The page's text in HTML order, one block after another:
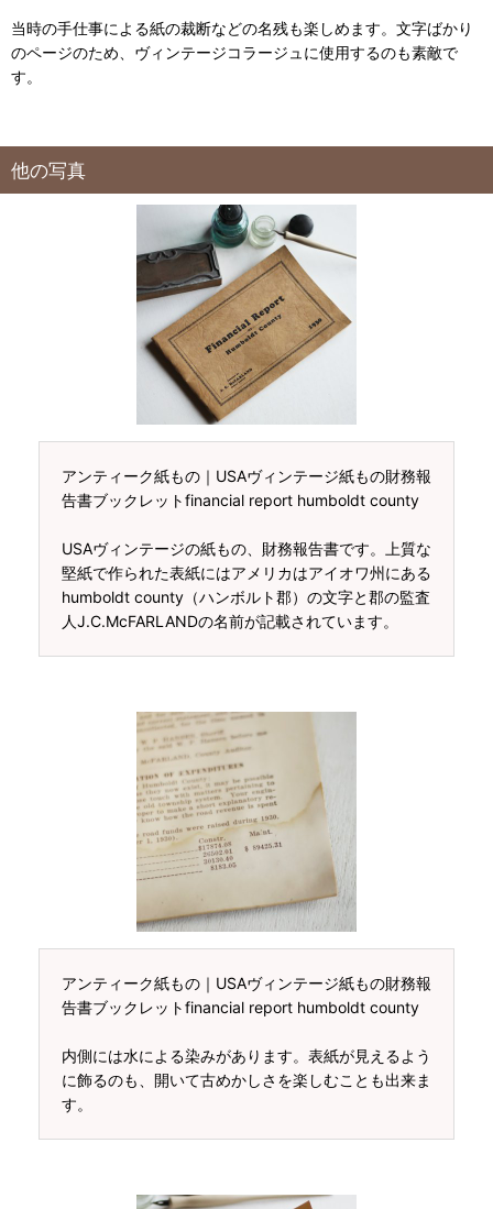
当時の手仕事による紙の裁断などの名残も楽しめます。文字ばかり
のページのため、ヴィンテージコラージュに使用するのも素敵で
す。
他の写真
アンティーク紙もの｜USAヴィンテージ紙もの財務報
告書ブックレットfinancial report humboldt county
USAヴィンテージの紙もの、財務報告書です。上質な
堅紙で作られた表紙にはアメリカはアイオワ州にある
humboldt county（ハンボルト郡）の文字と郡の監査
人J.C.McFARLANDの名前が記載されています。
アンティーク紙もの｜USAヴィンテージ紙もの財務報
告書ブックレットfinancial report humboldt county
内側には水による染みがあります。表紙が見えるよう
に飾るのも、開いて古めかしさを楽しむことも出来ま
す。